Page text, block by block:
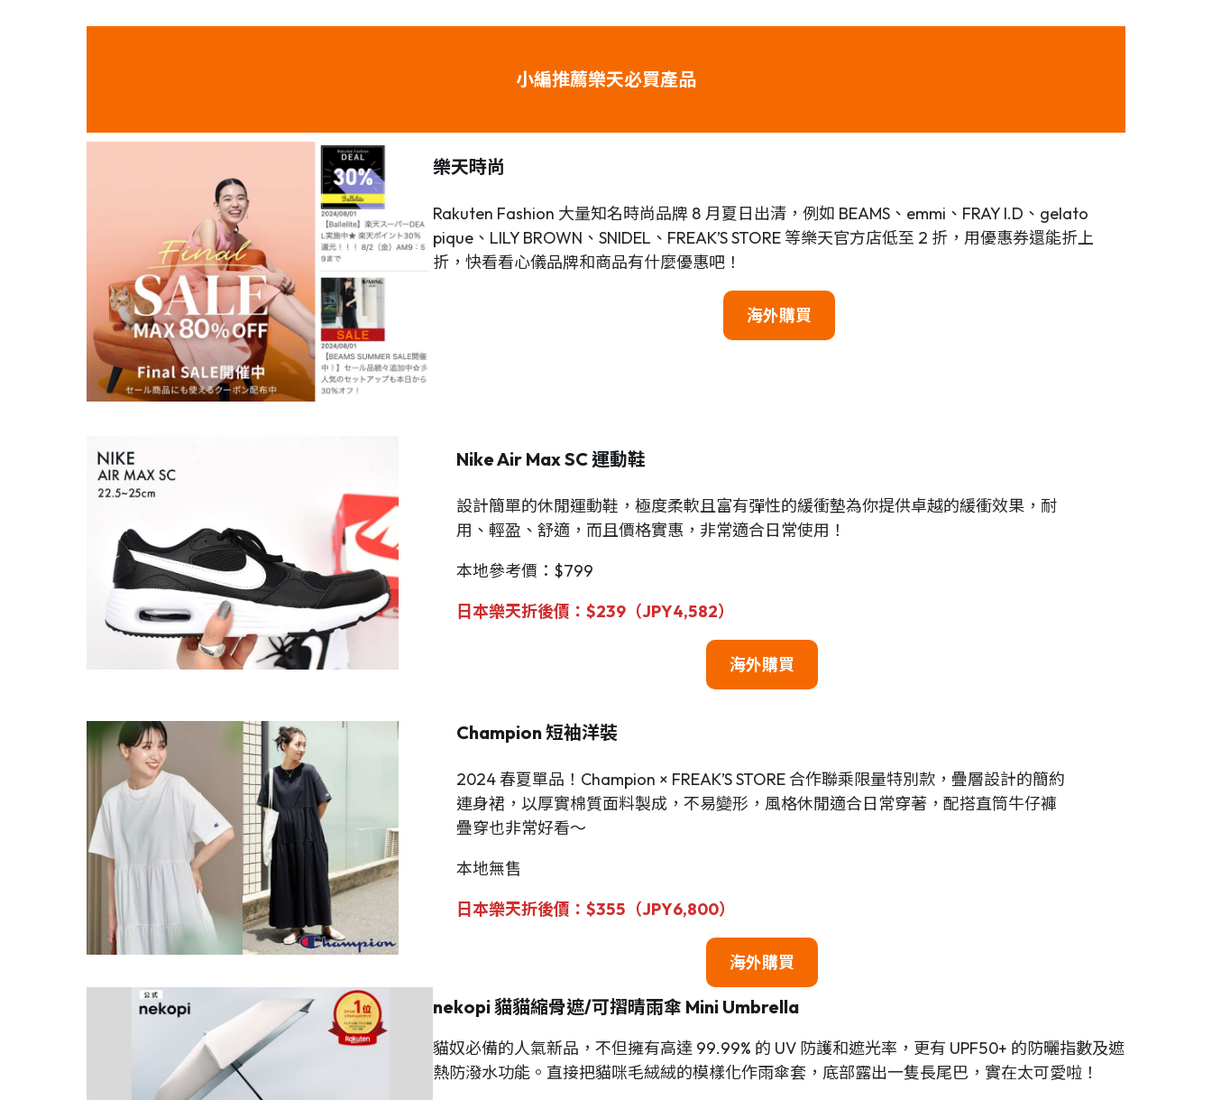
小編推薦樂天必買產品
樂天時尚
Rakuten Fashion 大量知名時尚品牌 8 月夏日出清，例如 BEAMS、emmi、FRAY I.D、gelato
pique、LILY BROWN、SNIDEL、FREAK’S STORE 等樂天官方店低至 2 折，用優惠券還能折上
折，快看看心儀品牌和商品有什麼優惠吧！
海外購買
Nike Air Max SC 運動鞋
設計簡單的休閒運動鞋，極度柔軟且富有彈性的緩衝墊為你提供卓越的緩衝效果，耐
用、輕盈、舒適，而且價格實惠，非常適合日常使用！
本地參考價：$799
日本樂天折後價 ：$239（JPY4,582）
海外購買
Champion短袖洋裝
2024 春夏單品！Champion × FREAK’S STORE 合作聯乘限量特別款，疊層設計的簡約
連身裙，以厚實棉質面料製成，不易變形，風格休閒適合日常穿著，配搭直筒牛仔褲
疊穿也非常好看～
本地無售
日本樂天折後價：$355（JPY6,800）
海外購買
nekopi 貓貓縮骨遮/可摺晴雨傘 Mini Umbrella
貓奴必備的人氣新品，不但擁有高達 99.99% 的 UV 防護和遮光率，更有 UPF50+ 的防曬指數及遮
熱防潑水功能。直接把貓咪毛絨絨的模樣化作雨傘套，底部露出一隻長尾巴，實在太可愛啦！